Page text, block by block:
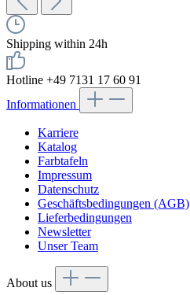
Shipping within 24h
Hotline +49 7131 17 60 91
Informationen
Karriere
Katalog
Farbtafeln
Impressum
Datenschutz
Geschäftsbedingungen (AGB)
Lieferbedingungen
Newsletter
Unser Team
About us